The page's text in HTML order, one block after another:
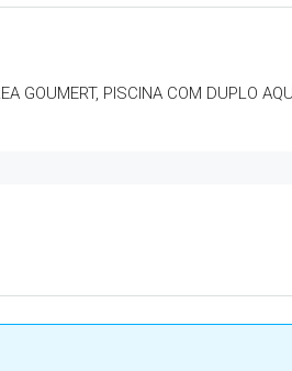
GOUMERT, PISCINA COM DUPLO